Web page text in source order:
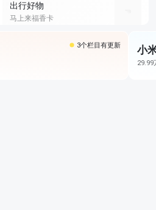
出行好物
马上来福香卡
3个栏目有更新 小
29.99